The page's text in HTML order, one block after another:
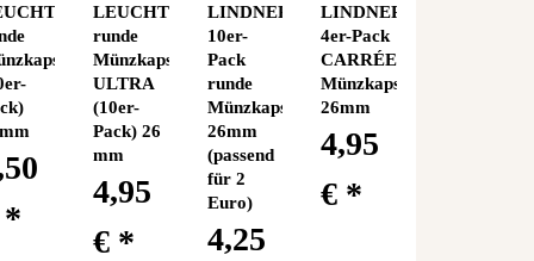
*
LEUCHTTURM
runde
Münzkapseln
ULTRA
(10er-
Pack) 26
mm
4,95
€ *
LINDNER
10er-
Pack
runde
Münzkapseln
26mm
(passend
für 2
Euro)
4,25
LINDNER
4er-Pack
CARRÉE
Münzkapseln
26mm
4,95
€ *